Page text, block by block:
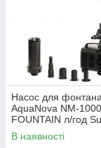
Насос для фонтана
AquaNova NM-
FOUNTAIN л/год
В наявності